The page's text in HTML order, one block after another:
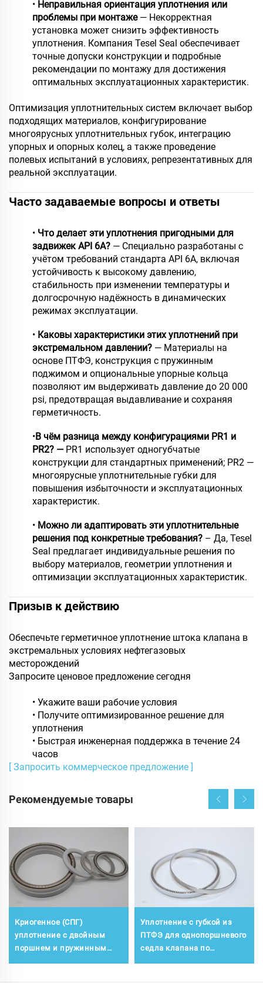
• Неправильная ориентация уплотнения или
проблемы при монтаже — Некорректная
установка может снизить эффективность
уплотнения. Компания Tesel Seal обеспечивает
точные допуски конструкции и подробные
рекомендации по монтажу для достижения
оптимальных эксплуатационных характеристик.
Оптимизация уплотнительных систем включает выбор
подходящих материалов, конфигурирование
многоярусных уплотнительных губок, интеграцию
упорных и опорных колец, а также проведение
полевых испытаний в условиях, репрезентативных для
реальной эксплуатации.
Часто задаваемые вопросы и ответы
• Что делает эти уплотнения пригодными для
задвижек API 6A? — Специально разработаны с
учётом требований стандарта API 6A, включая
устойчивость к высокому давлению,
стабильность при изменении температуры и
долгосрочную надёжность в динамических
режимах эксплуатации.
• Каковы характеристики этих уплотнений при
экстремальном давлении? — Материалы на
основе ПТФЭ, конструкция с пружинным
поджимом и опциональные упорные кольца
позволяют им выдерживать давление до 20 000
psi, предотвращая выдавливание и сохраняя
герметичность.
•В чём разница между конфигурациями PR1 и
PR2? — PR1 использует одногубчатые
конструкции для стандартных применений; PR2 —
многоярусные уплотнительные губки для
повышения избыточности и эксплуатационных
характеристик.
• Можно ли адаптировать эти уплотнительные
решения под конкретные требования? – Да, Tesel
Seal предлагает индивидуальные решения по
выбору материалов, геометрии уплотнения и
оптимизации эксплуатационных характеристик.
Призыв к действию
Обеспечьте герметичное уплотнение штока клапана в
экстремальных условиях нефтегазовых
месторождений
Запросите ценовое предложение сегодня
• Укажите ваши рабочие условия
• Получите оптимизированное решение для
уплотнения
• Быстрая инженерная поддержка в течение 24
часов
[ Запросить коммерческое предложение ]
Рекомендуемые товары
Криогенное (СПГ)
уплотнение с двойным
поршнем и пружинным
Уплотнение с губкой из
ПТФЭ для однопоршневого
седла клапана по